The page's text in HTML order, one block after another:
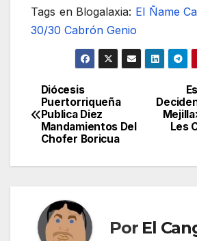
Tags en Blogalaxia: El Ñame
30/30 Cabrón Genio
Navegación
de
Les
Diócesis
Puertorriqueña
Publica Diez
Mandamientos Del
Chofer Boricua
Por El